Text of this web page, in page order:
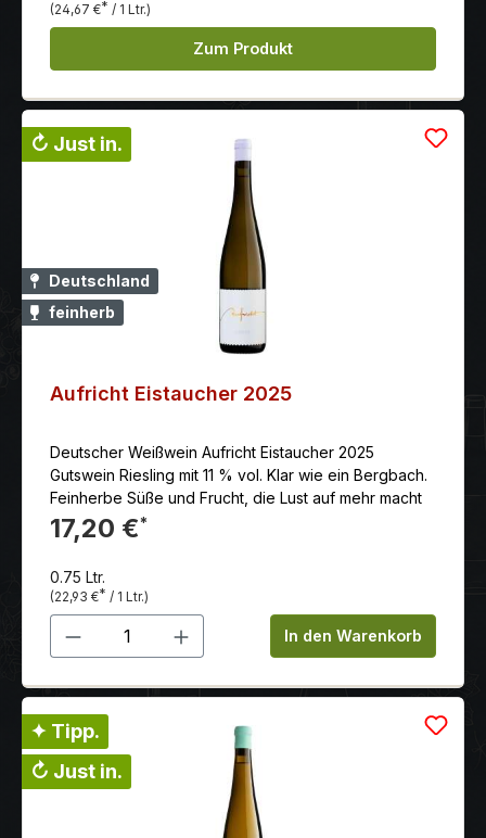
(24,67 €* / 1 Ltr.)
Zum Produkt
↻ Just in.
Deutschland
feinherb
Aufricht Eistaucher 2025
Deutscher Weißwein Aufricht Eistaucher 2025
Gutswein Riesling mit 11 % vol. Klar wie ein Bergbach.
Feinherbe Süße und Frucht, die Lust auf mehr macht
17,20 €*
0.75 Ltr.
(22,93 €* / 1 Ltr.)
Produkt Anzahl: Gib denIn den Warenkorb
✦ Tipp.
↻ Just in.